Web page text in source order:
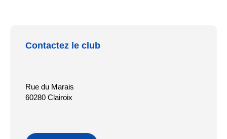
Contactez le club
Rue du Marais
60280 Clairoix